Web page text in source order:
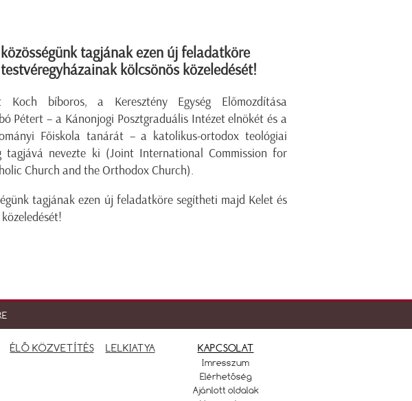
tagjának ezen új feladatköre
kölcsönös közeledését!
bíboros, a Keresztény Egység Előmozdítása
Pétert – a Kánonjogi Posztgraduális Intézet elnökét és a
Főiskola tanárát – a katolikus-ortodox teológiai
tagjává nevezte ki (Joint International Commission for
Church and the Orthodox Church).
tagjának ezen új feladatköre segítheti majd Kelet és
ÉLŐ KÖZVETÍTÉS LELKIATYA KAPCSOLAT
Imresszum
Elérhetőség
Ajánlott oldalak